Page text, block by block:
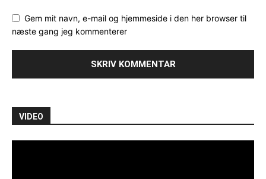
Gem mit navn, e-mail og hjemmeside i den her browser til
næste gang jeg kommenterer
VIDEO